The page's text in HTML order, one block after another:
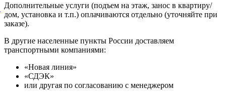
Дополнительные услуги (подъем на этаж, занос в квартиру/
дом, установка и т.п.) оплачиваются отдельно (уточняйте при
заказе).
В другие населенные пункты России доставляем
транспортными компаниями:
«Новая линия»
«СДЭК»
или другая по согласованию с менеджером